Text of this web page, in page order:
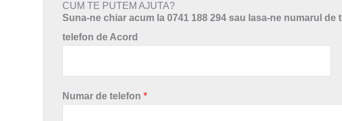
CUM TE PUTEM AJUTA?
Suna-ne chiar acum la 0741 188 294 sau lasa-ne numarul
telefon de Acord
Numar de telefon *